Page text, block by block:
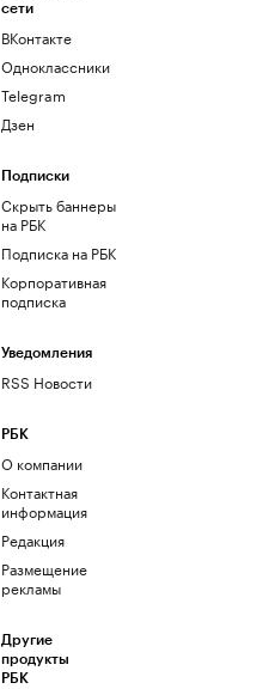
сети
ВКонтакте
Одноклассники
Telegram
Дзен
Подписки
Скрыть баннеры
на РБК
Подписка на РБК
Корпоративная
подписка
Уведомления
RSS Новости
РБК
О компании
Контактная
информация
Редакция
Размещение
рекламы
Другие
продукты
РБК